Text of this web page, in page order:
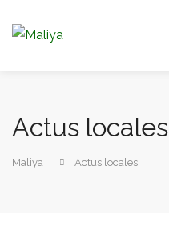
Actus locales
Maliya Actus locales